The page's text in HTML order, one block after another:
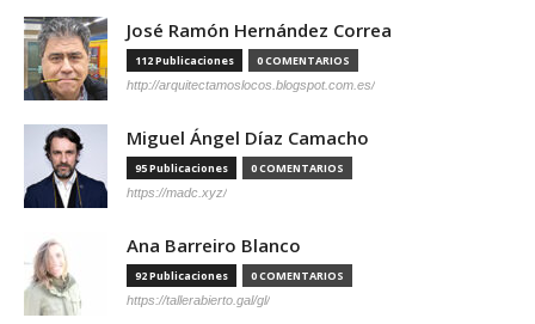
José Ramón Hernández Correa
112 Publicaciones 0 COMENTARIOS
http://arquitectamoslocos.blogspot.com.es/
Miguel Ángel Díaz Camacho
95 Publicaciones 0 COMENTARIOS
https://madc.xyz/
Ana Barreiro Blanco
92 Publicaciones 0 COMENTARIOS
https://tallerabierto.gal/gl/